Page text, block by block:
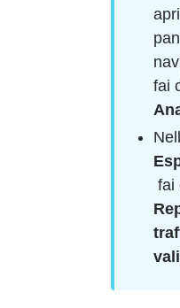
fai
fai